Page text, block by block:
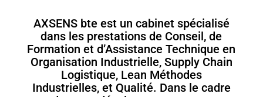
AXSENS bte est un cabinet spécialisé
dans les prestations de Conseil, de
Formation et d’Assistance Technique en
Organisation Industrielle, Supply Chain
Logistique, Lean Méthodes
Industrielles, et Qualité. Dans le cadre